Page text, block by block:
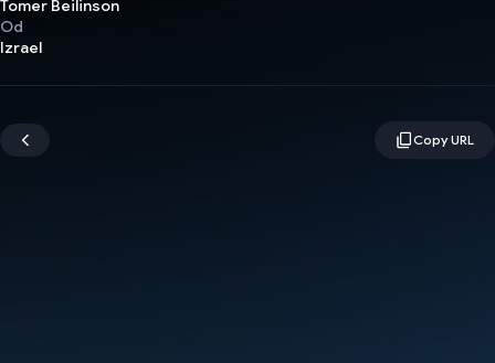
Tomer Beilinson
Od
Izrael